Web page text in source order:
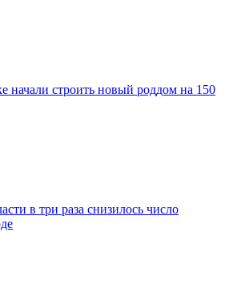
начали строить новый роддом на 150
в три раза снизилось число